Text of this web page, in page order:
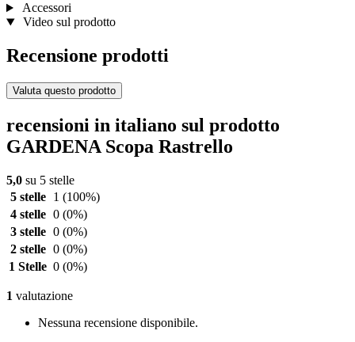
Accessori
Video sul prodotto
Recensione prodotti
Valuta questo prodotto
recensioni in italiano sul prodotto
GARDENA Scopa Rastrello
5,0 su 5 stelle
5 stelle
1 (100%)
4 stelle 0 (0%)
3 stelle 0 (0%)
2 stelle 0 (0%)
1 Stelle 0 (0%)
1 valutazione
Nessuna recensione disponibile.